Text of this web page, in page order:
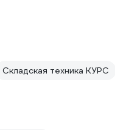
Складская техника КУРС